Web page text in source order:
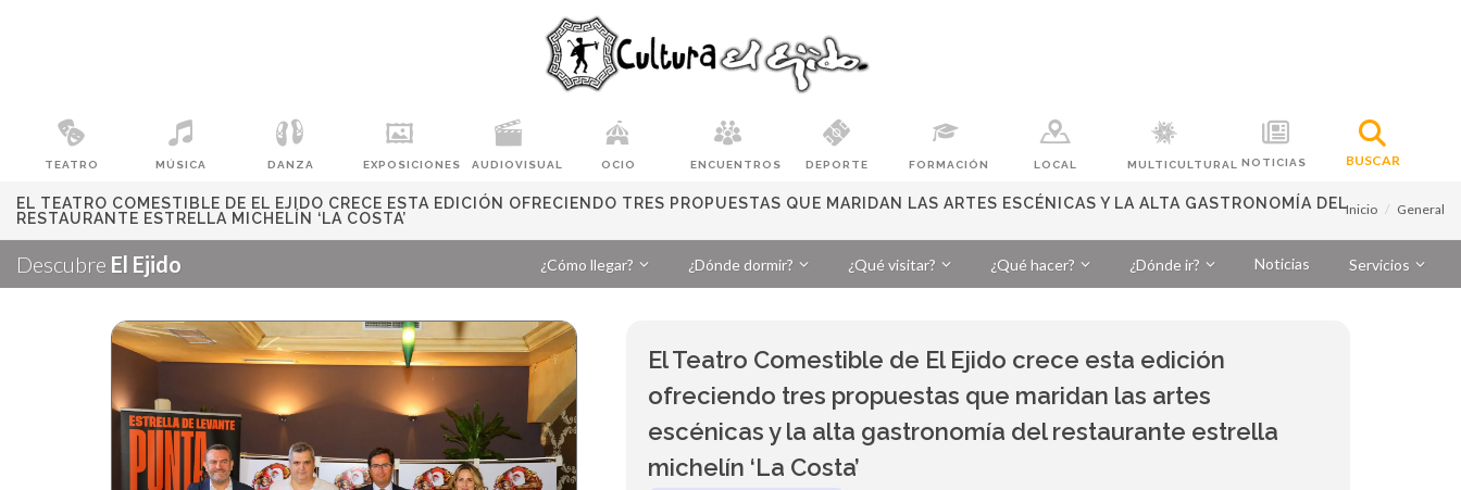
TEATRO MÚSICA DANZA EXPOSICIONES AUDIOVISUAL OCIO ENCUENTROS DEPORTE FORMACIÓN LOCAL MULTICULTURAL NOTICIAS BUSCAR
EL TEATRO COMESTIBLE DE EL EJIDO CRECE ESTA EDICIÓN OFRECIENDO TRES PROPUESTAS QUE MARIDAN LAS ARTES ESCÉNICAS Y LA ALTA GASTRONOMÍA DEL
RESTAURANTE ESTRELLA MICHELÍN ‘LA COSTA’
Inicio General
Descubre El Ejido ¿Cómo llegar? ¿Dónde dormir? ¿Qué visitar? ¿Qué hacer? ¿Dónde ir? Noticias Servicios
El Teatro Comestible de El Ejido crece esta edición
ofreciendo tres propuestas que maridan las artes
escénicas y la alta gastronomía del restaurante estrella
michelín ‘La Costa’